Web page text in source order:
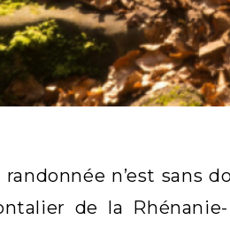
randonnée n’est sans
de la